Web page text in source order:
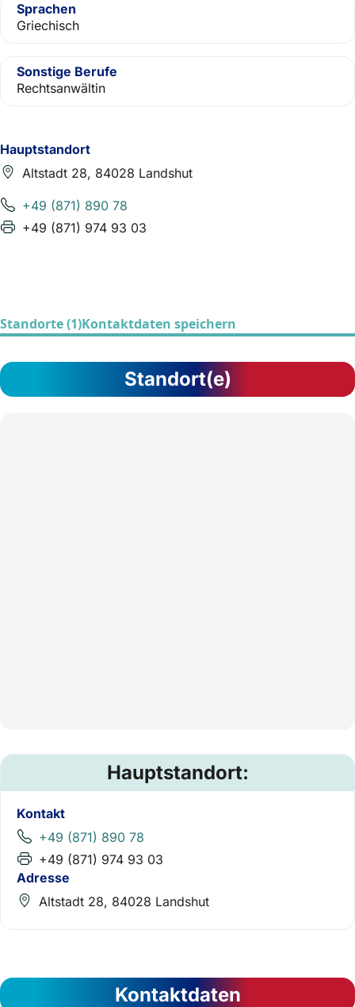
Hauptstandort
Altstadt 28, 84028 Landshut
+49 (871) 890 78
+49 (871) 974 93 03
Sprachen
Griechisch
Sonstige Berufe
Rechtsanwältin
Standorte (1)Kontaktdaten speichern
Standort(e)
Hauptstandort:
Kontakt
+49 (871) 890 78
+49 (871) 974 93 03
Adresse
Altstadt 28, 84028 Landshut
Kontaktdaten